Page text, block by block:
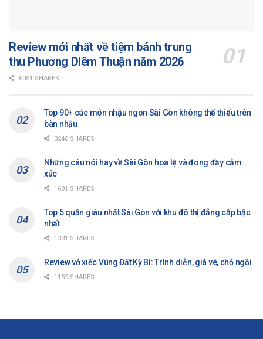
Review mới nhất về tiệm bánh trung
thu Phương Diêm Thuận năm 2026
6051 SHARES
Top 90+ các món nhậu ngon Sài Gòn không thể thiếu trên
bàn nhậu
3246 SHARES
Những câu nói hay về Sài Gòn hoa lệ và đong đầy cảm
xúc
1631 SHARES
Top 5 quận giàu nhất Sài Gòn với khu đô thị đẳng cấp bậc
nhất
1331 SHARES
Review vở xiếc Vùng Đất Kỳ Bí: Trình diễn, giá vé, chỗ ngồi
1159 SHARES